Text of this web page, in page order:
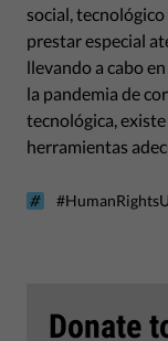
social,
prestar especial
llevando a cabo
la pandemia de
tecnológica,
herramientas
Donate